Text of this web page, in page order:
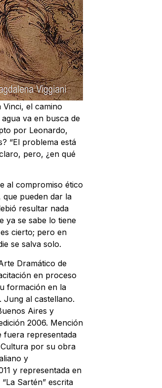
el camino
va en busca de
por Leonardo,
“El problema está
pero, ¿en qué
al compromiso ético
pueden dar la
resultar nada
ya se sabe lo tiene
cierto; pero en
se salva solo.
Dramático de
en proceso
formación en la
Jung al castellano.
Aires y
2006. Mención
fuera representada
por su obra
y
y representada en
Sartén” escrita